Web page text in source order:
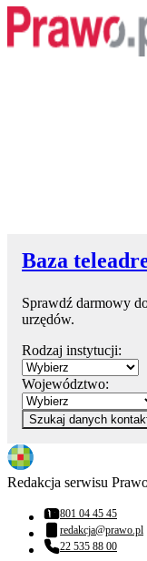
Baza
Sprawdź darmowy
urzędów.
Rodzaj instytucji:
Województwo:
Szukaj danych
Redakcja serwisu
Numer telefonu:
801 04 45 45
Adres email:
redakcja@prawo.pl
Numer telefonu:
22 535 88 00